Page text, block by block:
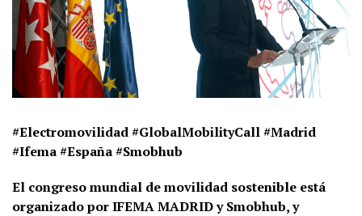
#Electromovilidad #GlobalMobilityCall #Madrid
#Ifema #España #Smobhub
El congreso mundial de movilidad sostenible está
organizado por IFEMA MADRID y Smobhub, y